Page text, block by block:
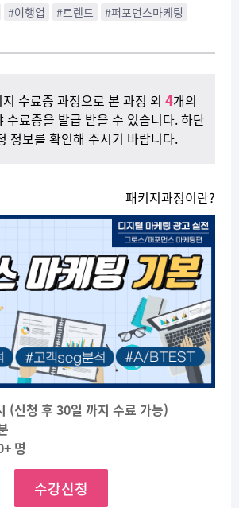
#여행업 #트렌드
#퍼포먼스마케팅
수료증 과정으로 본 과정 외 4개의
수료증을 발급 받을 수 있습니다. 하단
정보를 확인해 주시기 바랍니다.
패키지과정이란?
(신청 후 30일 까지 수료 가능)
명
수강신청